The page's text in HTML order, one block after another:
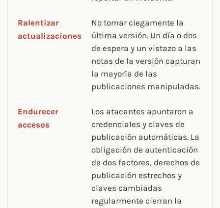
Ralentizar
actualizaciones
No tomar ciegamente la
última versión. Un día o dos
de espera y un vistazo a las
notas de la versión capturan
la mayoría de las
publicaciones manipuladas.
Endurecer
accesos
Los atacantes apuntaron a
credenciales y claves de
publicación automáticas. La
obligación de autenticación
de dos factores, derechos de
publicación estrechos y
claves cambiadas
regularmente cierran la